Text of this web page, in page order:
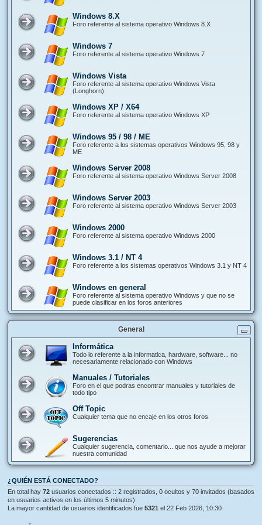
Windows 8.X
Foro referente al sistema operativo Windows 8.X
Windows 7
Foro referente al sistema operativo Windows 7
Windows Vista
Foro referente al sistema operativo Windows Vista
(Longhorn)
Windows XP / X64
Foro referente al sistema operativo Windows XP
Windows 95 / 98 / ME
Foro referente a los sistemas operativos Windows 95, 98 y
ME
Windows Server 2008
Foro referente al sistema operativo Windows Server 2008
Windows Server 2003
Foro referente al sistema operativo Windows Server 2003
Windows 2000
Foro referente al sistema operativo Windows 2000
Windows 3.1 / NT 4
Foro referente a los sistemas operativos Windows 3.1 y NT 4
Windows en general
Foro referente al sistema operativo Windows y que no se
puede clasificar en los foros anteriores
General
Informática
Todo lo referente a la informatica, hardware, software... no
necesariamente relacionado con Windows
Manuales / Tutoriales
Foro en el que podras encontrar manuales y tutoriales de
todo tipo
Off Topic
Cualquier tema que no encaje en los otros foros
Sugerencias
Cualquier sugerencia, comentario... que nos ayude a mejorar
nuestra comunidad
¿QUIÉN ESTÁ CONECTADO?
En total hay 72 usuarios conectados :: 2 registrados, 0 ocultos y 70 invitados (basados
en usuarios activos en los últimos 5 minutos)
La mayor cantidad de usuarios identificados fue 5321 el 22 Feb 2026, 10:30